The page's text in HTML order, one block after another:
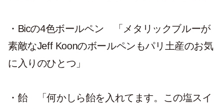
・Bicの4色ボールペン 「メタリックブルーが
素敵なJeff Koonのボールペンもパリ土産のお気
に入りのひとつ」
・飴「何かしら飴を入れてます。この塩スイ